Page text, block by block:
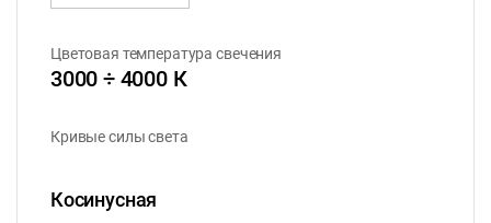
Цветовая температура свечения
3000 ÷ 4000 К
Кривые силы света
Косинусная